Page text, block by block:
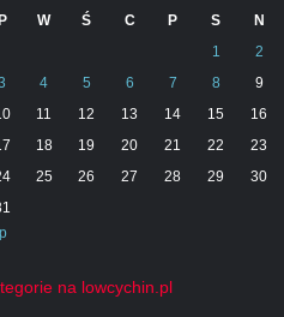
P W Ś C P S
N
1
2
4 5 6 7 8
9
11 12 13 14 15
16
18 19 20 21 22
23
25 26 27 28 29
30
na lowcychin.pl